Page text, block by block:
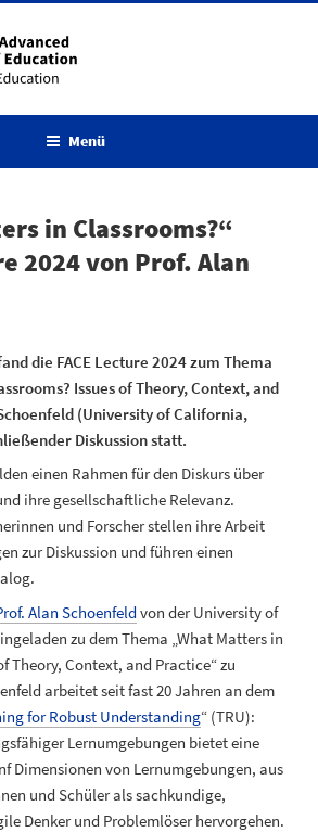
Menü
in Classrooms?“
2024 von Prof. Alan
die FACE Lecture 2024 zum Thema
Issues of Theory, Context, and
(University of California,
Diskussion statt.
einen Rahmen für den Diskurs über
ihre gesellschaftliche Relevanz.
und Forscher stellen ihre Arbeit
zur Diskussion und führen einen
Alan Schoenfeldvon der University of
zu dem Thema „What Matters in
Theory, Context, and Practice“ zu
arbeitet seit fast 20 Jahren an dem
for Robust Understanding“ (TRU):
Lernumgebungen bietet eine
Dimensionen von Lernumgebungen, aus
und Schüler als sachkundige,
Denker und Problemlöser hervorgehen.